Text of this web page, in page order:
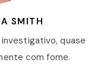
SMITH
quase
com fome.